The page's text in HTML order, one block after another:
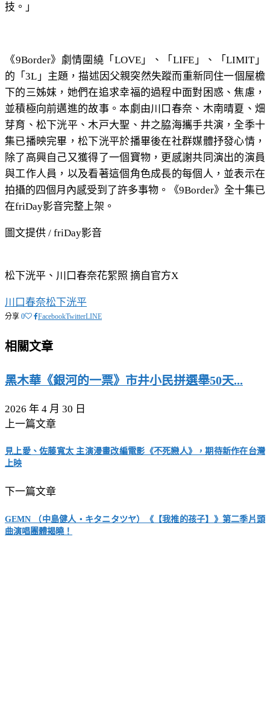
技。」
《9Border》劇情圍繞「LOVE」、「LIFE」、「LIMIT」
的「3L」主題，描述因父親突然失蹤而重新同住一個屋檐
下的三姊妺，她們在追求幸福的過程中面對困惑、焦慮，
並積極向前邁進的故事。本劇由川口春奈、木南晴夏、畑
芽育、松下洸平、木戸大聖、井之脇海攜手共演，全季十
集已播映完畢，松下洸平於播畢後在社群媒體抒發心情，
除了高興自己又獲得了一個寶物，更感謝共同演出的演員
與工作人員，以及看著這個角色成長的每個人，並表示在
拍攝的四個月內感受到了許多事物。《9Border》全十集已
在friDay影音完整上架。
圖文提供 / friDay影音
松下洸平、川口春奈花絮照 摘自官方X
川口春奈松下洸平
分享 0 FacebookTwitterLINE
相關文章
黑木華《銀河的一票》市井小民拼選舉50天...
2026 年 4 月 30 日
上一篇文章
見上愛、佐藤寬太 主演漫畫改編電影《不死戀人》，期待新作在台灣
上映
下一篇文章
GEMN （中島健人・キタニタツヤ）《【我推的孩子】》第二季片頭
曲演唱團體揭曉！